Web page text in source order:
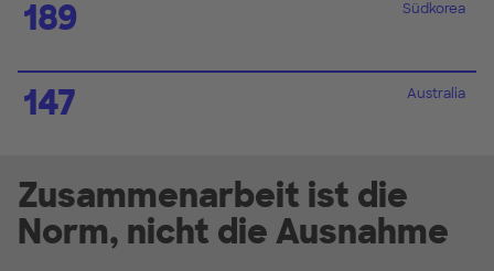
189 Südkorea
147 Australia
Zusammenarbeit ist die
Norm, nicht die Ausnahme